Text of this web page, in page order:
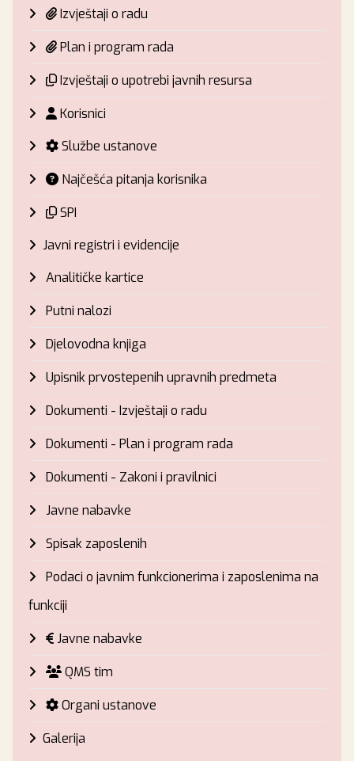
Izvještaji o radu
Plan i program rada
Izvještaji o upotrebi javnih resursa
Korisnici
Službe ustanove
Najčešća pitanja korisnika
SPI
Javni registri i evidencije
Analitičke kartice
Putni nalozi
Djelovodna knjiga
Upisnik prvostepenih upravnih predmeta
Dokumenti - Izvještaji o radu
Dokumenti - Plan i program rada
Dokumenti - Zakoni i pravilnici
Javne nabavke
Spisak zaposlenih
Podaci o javnim funkcionerima i zaposlenima na
funkciji
Javne nabavke
QMS tim
Organi ustanove
Galerija